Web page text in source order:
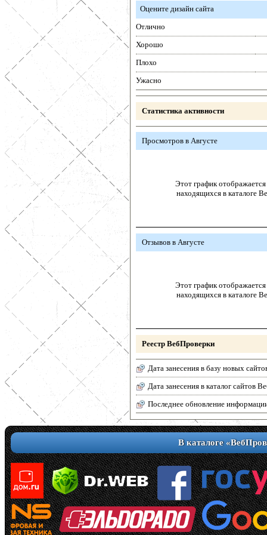
Оцените дизайн сайта
Отлично
Хорошо
Плохо
Ужасно
Статистика активности
Просмотров в Августе
Этот график отображается
находящихся в каталоге
Отзывов в Августе
Этот график отображается
находящихся в каталоге
Реестр ВебПроверки
Дата занесения в базу новых
Дата занесения в каталог сайтов
Последнее обновление
В каталоге